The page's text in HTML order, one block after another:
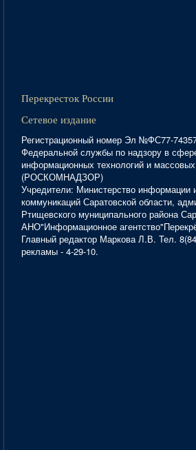
Перекресток России
Сетевое издание
Регистрационный номер Эл №ФС77-
Федеральной службы по надзору в
информационных технологий и
(РОСКОМНАДЗОР)
Учредители: Министерство информации
коммуникаций Саратовской области,
Ртищевского муниципального района
АНО"Информационное
Главный редактор Маркова Л.В. Тел.
рекламы - 4-29-10.